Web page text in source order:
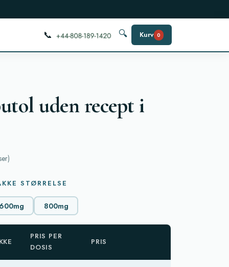
📞 🔍 Kurv 0
uden recept i
)
STØRRELSE
800mg
PRIS PER
DOSIS
PRIS